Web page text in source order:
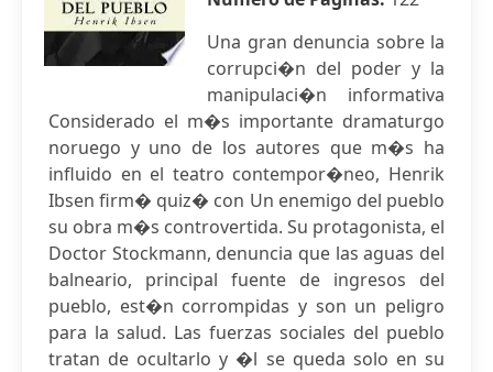
Una gran denuncia sobre la
corrupci�n del poder y la
manipulaci�n informativa
Considerado el m�s importante dramaturgo
noruego y uno de los autores que m�s ha
influido en el teatro contempor�neo, Henrik
Ibsen firm� quiz� con Un enemigo del pueblo
su obra m�s controvertida. Su protagonista, el
Doctor Stockmann, denuncia que las aguas del
balneario, principal fuente de ingresos del
pueblo, est�n corrompidas y son un peligro
para la salud. Las fuerzas sociales del pueblo
tratan de ocultarlo y �l se queda solo en su